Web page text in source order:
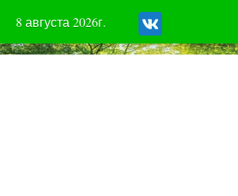
8 августа 2026г.